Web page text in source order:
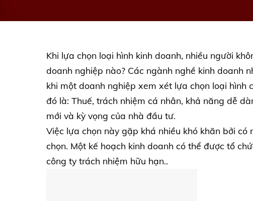
Khi lựa chọn loại hình kinh doanh, nhiều người
doanh nghiệp nào? Các ngành nghề kinh doanh
khi một doanh nghiệp xem xét lựa chọn loại hình
đó là: Thuế, trách nhiệm cá nhân, khả năng dễ
mới và kỳ vọng của nhà đầu tư.
Việc lựa chọn này gặp khá nhiều khó khăn bởi
chọn. Một kế hoạch kinh doanh có thể được tổ
công ty trách nhiệm hữu hạn..